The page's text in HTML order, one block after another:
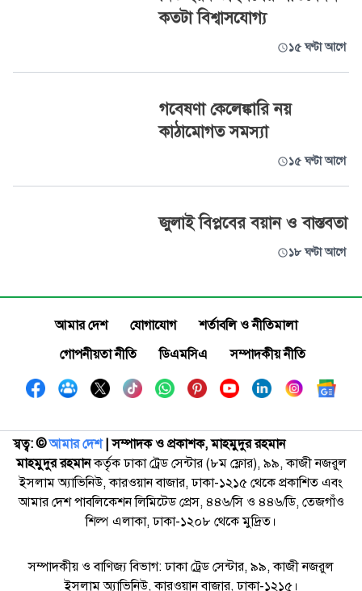
কতটা বিশ্বাসযোগ্য
১৫ ঘণ্টা আগে
গবেষণা কেলেঙ্কারি নয়
কাঠামোগত সমস্যা
১৫ ঘণ্টা আগে
জুলাই বিপ্লবের বয়ান ও বাস্তবতা
১৮ ঘণ্টা আগে
আমার দেশ যোগাযোগ
শর্তাবলি ও নীতিমালা
গোপনীয়তা নীতি
ডিএমসিএ সম্পাদকীয় নীতি
স্বত্ব: ©️আমার দেশ| সম্পাদক ও প্রকাশক, মাহমুদুর রহমান
মাহমুদুর রহমানকর্তৃক ঢাকা ট্রেড সেন্টার (৮ম ফ্লোর), ৯৯, কাজী নজরুল
ইসলাম অ্যাভিনিউ, কারওয়ান বাজার, ঢাকা-১২১৫ থেকে প্রকাশিত এবং
আমার দেশ পাবলিকেশন লিমিটেড প্রেস, ৪৪৬/সি ও ৪৪৬/ডি, তেজগাঁও
শিল্প এলাকা, ঢাকা-১২০৮ থেকে মুদ্রিত।
সম্পাদকীয় ও বাণিজ্য বিভাগ: ঢাকা ট্রেড সেন্টার, ৯৯, কাজী নজরুল
ইসলাম অ্যাভিনিউ, কারওয়ান বাজার, ঢাকা-১২১৫।